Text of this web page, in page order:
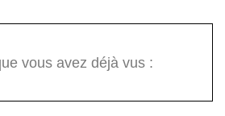
vous avez déjà vus :